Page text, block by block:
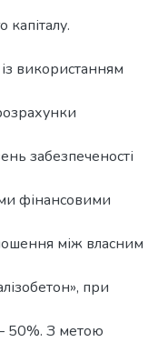
капіталу.
із використанням
забезпеченості
фінансовими
між власним
при
50%. З метою